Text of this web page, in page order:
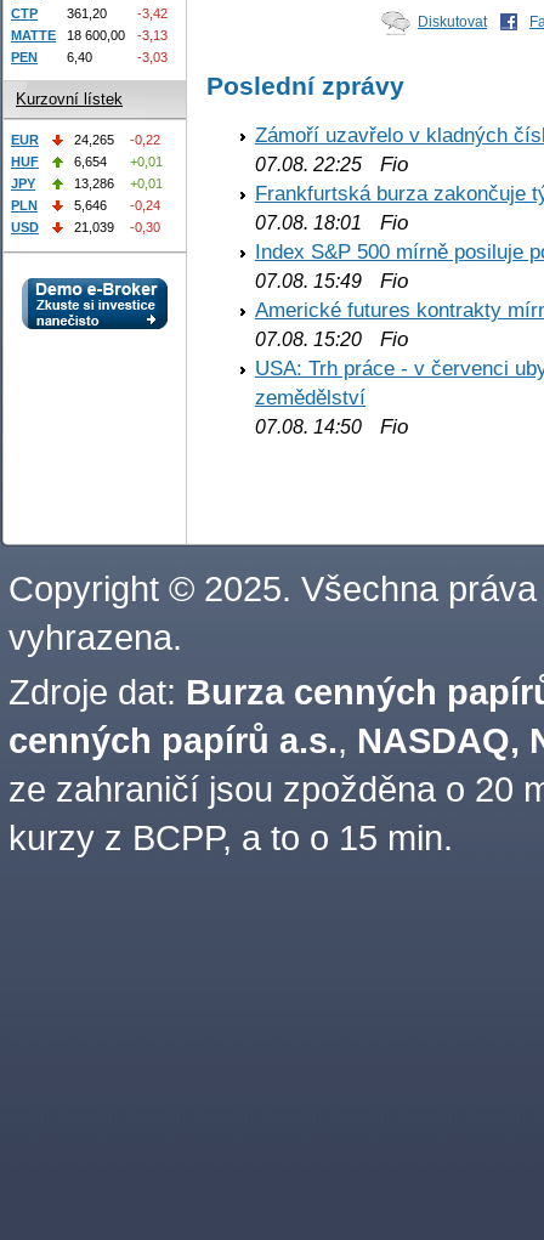
Diskutovat
Poslední zprávy
Zámoří uzavřelo v kladných
07.08. 22:25 Fio
Frankfurtská burza zakončuje
07.08. 18:01
Fio
Index S&P 500 mírně posiluje
07.08. 15:49 Fio
Americké futures kontrakty
07.08. 15:20 Fio
USA: Trh práce - v červenci
zemědělství
07.08. 14:50 Fio
CTP
361,20
-3,42
MATTE
18 600,00
-3,13
PEN
6,40 -3,03
Kurzovní lístek
EUR 24,265
-0,22
HUF
6,654
+0,01
JPY
13,286
+0,01
PLN
5,646
-0,24
USD
21,039 -0,30
Copyright © 2025. Všechna práva
vyhrazena.
Zdroje dat: Burza cenných
cenných papírů a.s., NASDAQ,
ze zahraničí jsou zpožděna o 20
kurzy z BCPP, a to o 15 min.